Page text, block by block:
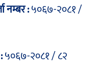
नम्बर :५०६७-२०८१ /
५०६७-२०८१ / ८२